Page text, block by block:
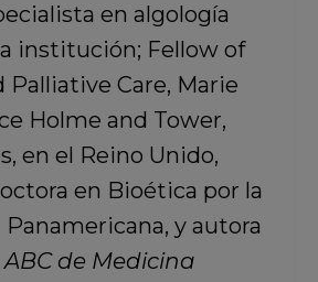
en algología
institución; Fellow of
Palliative Care, Marie
Holme and Tower,
en el Reino Unido,
en Bioética por la
y autora
ABC de Medicina